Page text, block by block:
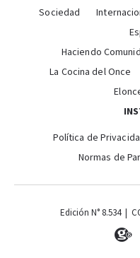
Sociedad
Haciendo
La Cocina del Once
Política de
Normas de
Edición N° 8.534 |